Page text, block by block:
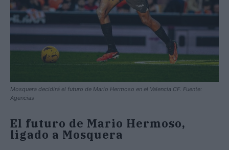
Mosquera decidirá el futuro de Mario Hermoso en el Valencia CF. Fuente:
Agencias
El futuro de Mario Hermoso,
ligado a Mosquera